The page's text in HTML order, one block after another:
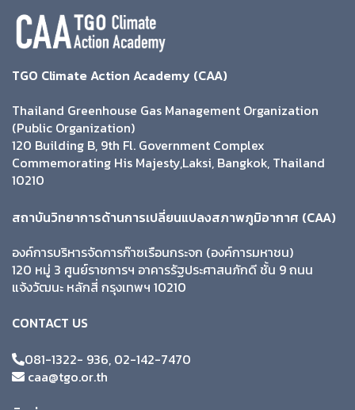
TGO Climate Action Academy (CAA)
Thailand Greenhouse Gas Management Organization
(Public Organization)
120 Building B, 9th Fl. Government Complex
Commemorating His Majesty,Laksi, Bangkok, Thailand
10210
สถาบันวิทยาการด้านการเปลี่ยนแปลงสภาพภูมิอากาศ (CAA)
องค์การบริหารจัดการก๊าซเรือนกระจก (องค์การมหาชน)
120 หมู่ 3 ศูนย์ราชการฯ อาคารรัฐประศาสนภักดี ชั้น 9 ถนน
แจ้งวัฒนะ หลักสี่ กรุงเทพฯ 10210
CONTACT US
081-1322- 936, 02-142-7470
caa@tgo.or.th